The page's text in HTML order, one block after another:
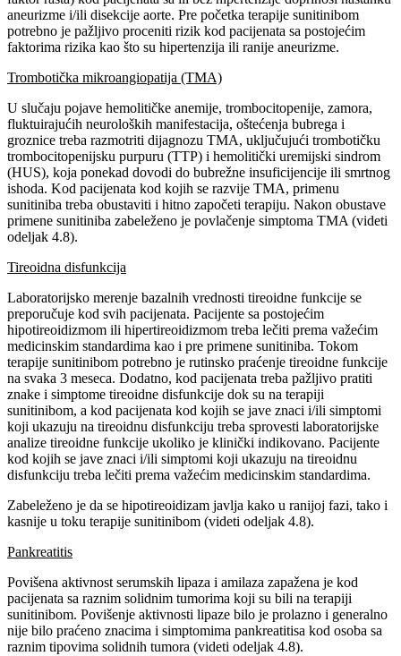
aneurizme i/ili disekcije aorte. Pre početka terapije sunitinibom
potrebno je pažljivo proceniti rizik kod pacijenata sa postojećim
faktorima rizika kao što su hipertenzija ili ranije aneurizme.
Trombotička mikroangiopatija (TMA)
U slučaju pojave hemolitičke anemije, trombocitopenije, zamora,
fluktuirajućih neuroloških manifestacija, oštećenja bubrega i
groznice treba razmotriti dijagnozu TMA, uključujući trombotičku
trombocitopenijsku purpuru (TTP) i hemolitički uremijski sindrom
(HUS), koja ponekad dovodi do bubrežne insuficijencije ili smrtnog
ishoda. Kod pacijenata kod kojih se razvije TMA, primenu
sunitiniba treba obustaviti i hitno započeti terapiju. Nakon obustave
primene sunitiniba zabeleženo je povlačenje simptoma TMA (videti
odeljak 4.8).
Tireoidna disfunkcija
Laboratorijsko merenje bazalnih vrednosti tireoidne funkcije se
preporučuje kod svih pacijenata. Pacijente sa postojećim
hipotireoidizmom ili hipertireoidizmom treba lečiti prema važećim
medicinskim standardima kao i pre primene sunitiniba. Tokom
terapije sunitinibom potrebno je rutinsko praćenje tireoidne funkcije
na svaka 3 meseca. Dodatno, kod pacijenata treba pažljivo pratiti
znake i simptome tireoidne disfunkcije dok su na terapiji
sunitinibom, a kod pacijenata kod kojih se jave znaci i/ili simptomi
koji ukazuju na tireoidnu disfunkciju treba sprovesti laboratorijske
analize tireoidne funkcije ukoliko je klinički indikovano. Pacijente
kod kojih se jave znaci i/ili simptomi koji ukazuju na tireoidnu
disfunkciju treba lečiti prema važećim medicinskim standardima.
Zabeleženo je da se hipotireoidizam javlja kako u ranijoj fazi, tako i
kasnije u toku terapije sunitinibom (videti odeljak 4.8).
Pankreatitis
Povišena aktivnost serumskih lipaza i amilaza zapažena je kod
pacijenata sa raznim solidnim tumorima koji su bili na terapiji
sunitinibom. Povišenje aktivnosti lipaze bilo je prolazno i generalno
nije bilo praćeno znacima i simptomima pankreatitisa kod osoba sa
raznim tipovima solidnih tumora (videti odeljak 4.8).